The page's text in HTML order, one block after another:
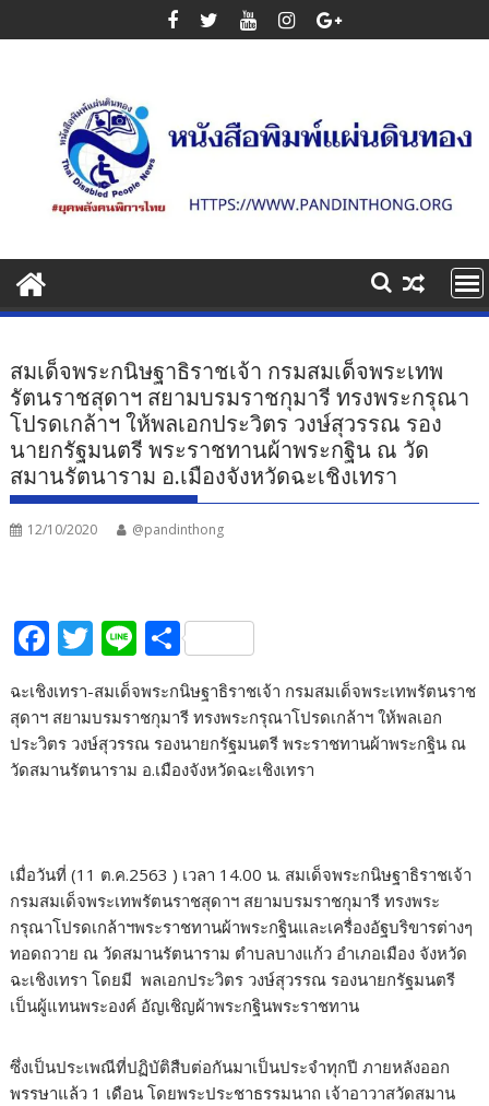
to
สมเด็จพระกนิษฐาธิราชเจ้า กรมสมเด็จพระเทพ
รัตนราชสุดาฯ สยามบรมราชกุมารี ทรงพระกรุณา
โปรดเกล้าฯ ให้พลเอกประวิตร วงษ์สุวรรณ รอง
นายกรัฐมนตรี พระราชทานผ้าพระกฐิน ณ วัด
สมานรัตนาราม อ.เมืองจังหวัดฉะเชิงเทรา
12/10/2020 @pandinthong
F
e
b
o
T
itt
er
Li
e
S
h
ar
e
ฉะเชิงเทรา-สมเด็จพระกนิษฐาธิราชเจ้า กรมสมเด็จพระเทพรัตนราช
สุดาฯ สยามบรมราชกุมารี ทรงพระกรุณาโปรดเกล้าฯ ให้พลเอก
ประวิตร วงษ์สุวรรณ รองนายกรัฐมนตรี พระราชทานผ้าพระกฐิน ณ
วัดสมานรัตนาราม อ.เมืองจังหวัดฉะเชิงเทรา
เมื่อวันที่ (11 ต.ค.2563 ) เวลา 14.00 น. สมเด็จพระกนิษฐาธิราชเจ้า
กรมสมเด็จพระเทพรัตนราชสุดาฯ สยามบรมราชกุมารี ทรงพระ
กรุณาโปรดเกล้าฯพระราชทานผ้าพระกฐินและเครื่องอัฐบริขารต่างๆ
ทอดถวาย ณ วัดสมานรัตนาราม ตำบลบางแก้ว อำเภอเมือง จังหวัด
ฉะเชิงเทรา โดยมี พลเอกประวิตร วงษ์สุวรรณ รองนายกรัฐมนตรี
เป็นผู้แทนพระองค์ อัญเชิญผ้าพระกฐินพระราชทาน
ซึ่งเป็นประเพณีที่ปฏิบัติสืบต่อกันมาเป็นประจำทุกปี ภายหลังออก
พรรษาแล้ว 1 เดือน โดยพระประชาธรรมนาถ เจ้าอาวาสวัดสมาน